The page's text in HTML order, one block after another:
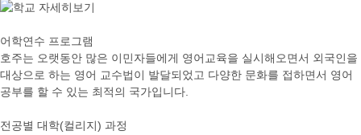
어학연수 프로그램
호주는 오랫동안 많은 이민자들에게 영어교육을 실시해오면서 외국인을
대상으로 하는 영어 교수법이 발달되었고 다양한 문화를 접하면서 영어
공부를 할 수 있는 최적의 국가입니다.
전공별 대학(컬리지) 과정